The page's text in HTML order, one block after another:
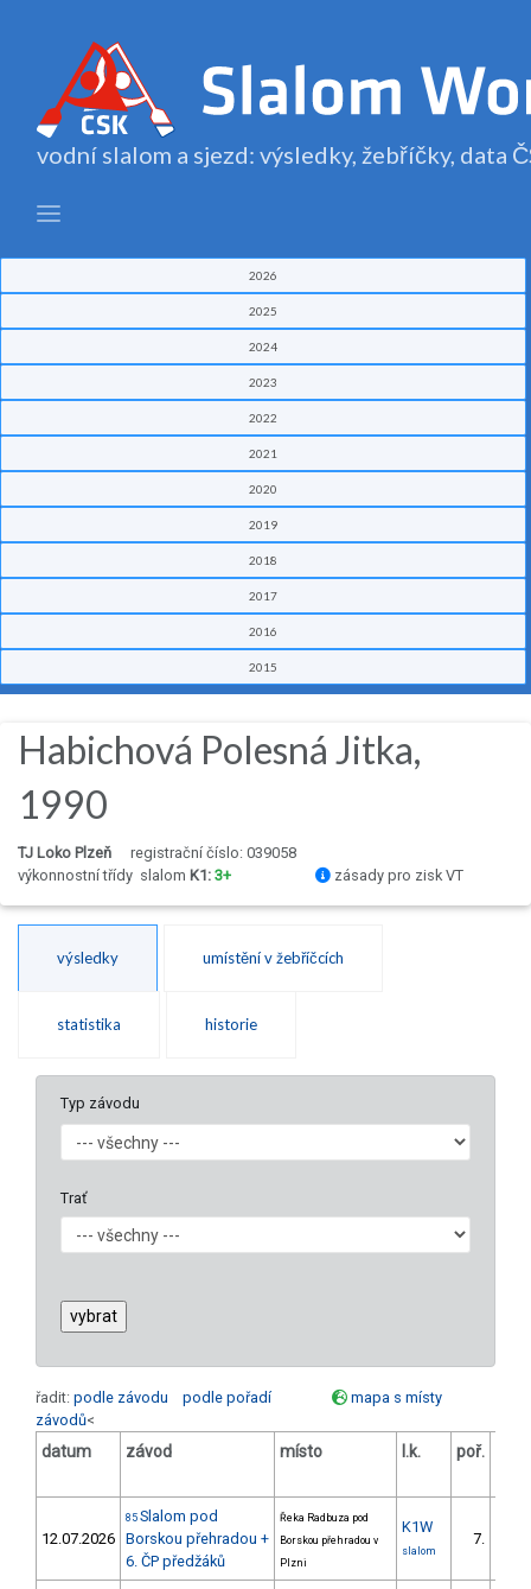
vodní slalom a sjezd: výsledky, žebříčky, data
2026
2025
2024
2023
2022
2021
2020
2019
2018
2017
2016
2015
Habichová Polesná Jitka,
1990
TJ Loko Plzeň
registrační číslo: 039058
výkonnostní třídy slalom K1: 3+ zásady pro zisk VT
výsledky umístění v žebříčcích
statistika historie
Typ závodu
Trať
řadit: podle závodu podle pořadí
mapa s místy
závodů<
datum závod místo l.k. poř.
12.07.2026
85 Slalom pod
Borskou přehradou +
6. ČP předžáků
Řeka Radbuza pod
Borskou přehradou v
Plzni
K1W
slalom
7.